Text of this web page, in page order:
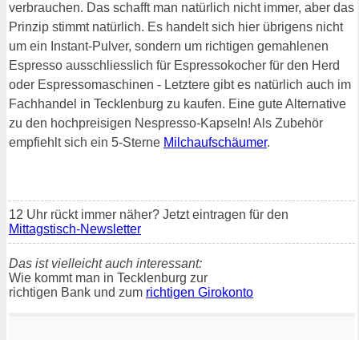
verbrauchen. Das schafft man natürlich nicht immer, aber das
Prinzip stimmt natürlich. Es handelt sich hier übrigens nicht
um ein Instant-Pulver, sondern um richtigen gemahlenen
Espresso ausschliesslich für Espressokocher für den Herd
oder Espressomaschinen - Letztere gibt es natürlich auch im
Fachhandel in Tecklenburg zu kaufen. Eine gute Alternative
zu den hochpreisigen Nespresso-Kapseln! Als Zubehör
empfiehlt sich ein 5-Sterne Milchaufschäumer.
12 Uhr rückt immer näher? Jetzt eintragen für den
Mittagstisch-Newsletter
Das ist vielleicht auch interessant:
Wie kommt man in Tecklenburg zur
richtigen Bank und zum richtigen Girokonto